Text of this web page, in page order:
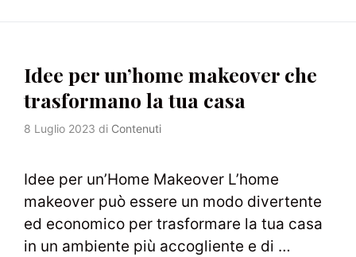
Idee per un’home makeover che
trasformano la tua casa
8 Luglio 2023 di Contenuti
Idee per un’Home Makeover L’home
makeover può essere un modo divertente
ed economico per trasformare la tua casa
in un ambiente più accogliente e di …